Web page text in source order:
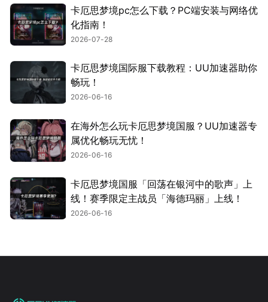
卡厄思梦境pc怎么下载？PC端安装与网络优
化指南！
2026-07-28
卡厄思梦境国际服下载教程：UU加速器助你
畅玩！
2026-06-16
在海外怎么玩卡厄思梦境国服？UU加速器专
属优化畅玩无忧！
2026-06-16
卡厄思梦境国服「回荡在银河中的歌声」上
线！赛季限定主战员「海德玛丽」上线！
2026-06-16